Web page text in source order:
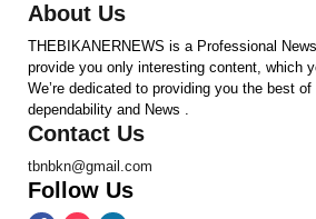
About Us
THEBIKANERNEWS is a Professional
provide you only interesting content, which
We’re dedicated to providing you the best
dependability and News .
Contact Us
tbnbkn@gmail.com
Follow Us